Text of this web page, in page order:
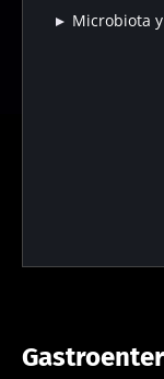
Microbiota